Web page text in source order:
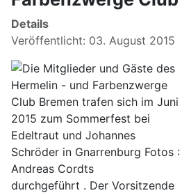
Details
Veröffentlicht: 03. August 2015
durchgeführt . Der Vorsitzende